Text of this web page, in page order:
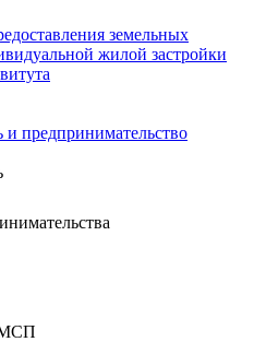
земельных
жилой застройки
и предпринимательство